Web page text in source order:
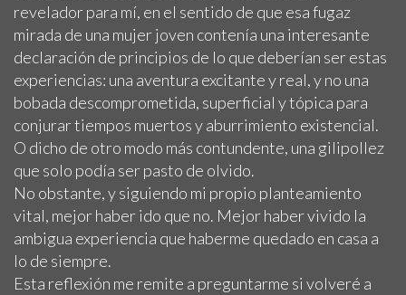
revelador para mí, en el sentido de que esa fugaz
mirada de una mujer joven contenía una interesante
declaración de principios de lo que deberían ser estas
experiencias: una aventura excitante y real, y no una
bobada descomprometida, superficial y tópica para
conjurar tiempos muertos y aburrimiento existencial.
O dicho de otro modo más contundente, una gilipollez
que solo podía ser pasto de olvido.
No obstante, y siguiendo mi propio planteamiento
vital, mejor haber ido que no. Mejor haber vivido la
ambigua experiencia que haberme quedado en casa a
lo de siempre.
Esta reflexión me remite a preguntarme si volveré a